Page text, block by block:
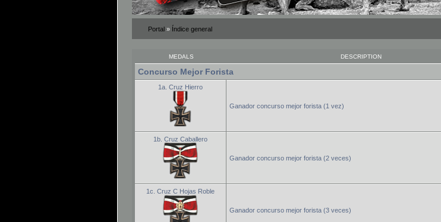
Portal » Índice general
MEDALS DESCRIPTION
Concurso Mejor Forista
1a. Cruz Hierro
Ganador concurso mejor forista (1 vez)
1b. Cruz Caballero
Ganador concurso mejor forista (2 veces)
1c. Cruz C Hojas Roble
Ganador concurso mejor forista (3 veces)